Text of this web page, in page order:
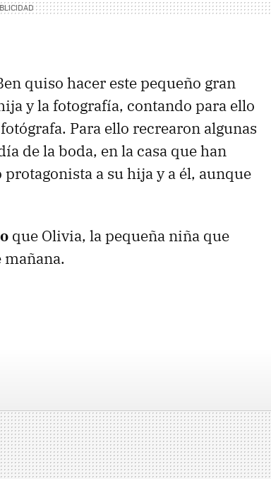
quiso hacer este pequeño gran
y la fotografía, contando para ello
Para ello recrearon algunas
de la boda, en la casa que han
a su hija y a él, aunque
que Olivia, la pequeña niña que